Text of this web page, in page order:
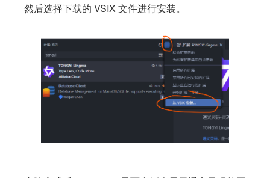
然后选择下载的 VSIX 文件进行安装。